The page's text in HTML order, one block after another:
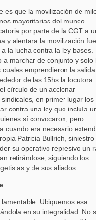
es que la movilización de
mayoritarias del mundo
por parte de la CGT a
y alentara la movilización
la lucha contra la ley bases.
a marchar de conjunto y solo
emprendieron la
de las 15hs la locutora
círculo de un accionar
en primer lugar los
contra una ley que incluía
sí convocaron, pero
cuando era necesario
Patricia Bullrich, siniestro
su operativo represivo un
retirándose, siguiendo los
y de sus aliados.
Ubiquemos esa
en su integralidad. No